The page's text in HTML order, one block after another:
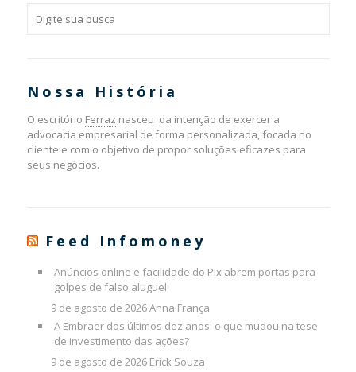
Nossa História
O escritório Ferraz nasceu da intenção de exercer a
advocacia empresarial de forma personalizada, focada no
cliente e com o objetivo de propor soluções eficazes para
seus negócios.
Feed Infomoney
Anúncios online e facilidade do Pix abrem portas para
golpes de falso aluguel
9 de agosto de 2026Anna França
A Embraer dos últimos dez anos: o que mudou na tese
de investimento das ações?
9 de agosto de 2026 Erick Souza